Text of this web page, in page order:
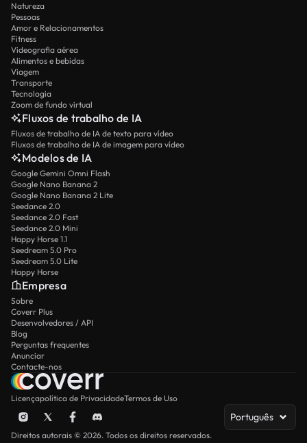
Natureza
Pessoas
Amor e Relacionamentos
Fitness
Videografia aérea
Alimentos e bebidas
Viagem
Transporte
Tecnologia
Zoom de fundo virtual
Fluxos de trabalho de IA
Fluxos de trabalho de IA de texto para vídeo
Fluxos de trabalho de IA de imagem para vídeo
Modelos de IA
Google Gemini Omni Flash
Google Nano Banana 2
Google Nano Banana 2 Lite
Seedance 2.0
Seedance 2.0 Fast
Seedance 2.0 Mini
Happy Horse 1.1
Seedream 5.0 Pro
Seedream 5.0 Lite
Happy Horse
Empresa
Sobre
Coverr Plus
Desenvolvedores / API
Blog
Perguntas frequentes
Anunciar
Contacte-nos
Licençapolítica de PrivacidadeTermos de Uso
Português
Direitos autorais © 2026. Todos os direitos reservados.